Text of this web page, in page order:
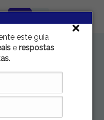
este guia
e respostas
.
em contato conosco
pelos nossos canais de